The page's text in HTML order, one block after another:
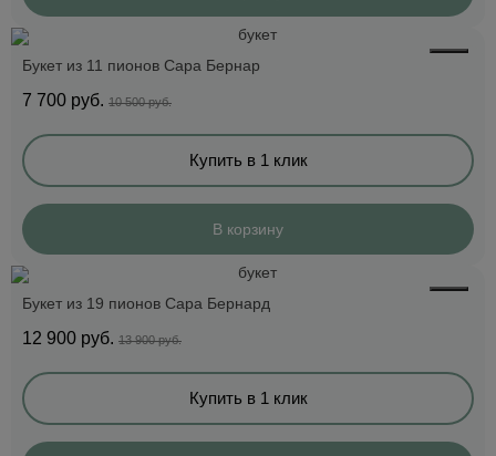
Букет из 11 пионов Сара Бернар
7 700 руб. 10 500 руб.
Купить в 1 клик
В корзину
Букет из 19 пионов Сара Бернард
12 900 руб. 13 900 руб.
Купить в 1 клик